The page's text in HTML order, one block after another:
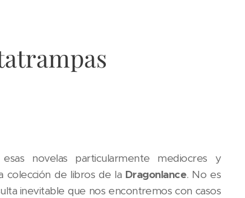
novelas particularmente mediocres y
colección de libros de la Dragonlance. No es
inevitable que nos encontremos con casos